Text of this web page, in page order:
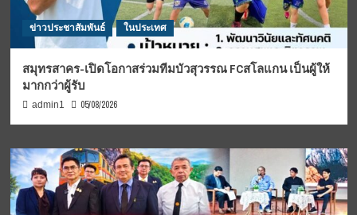
ข่าวประชาสัมพันธ์ ในประเทศ
สมุทรสาคร-เปิดโอกาสร่วมทีมบัวสุวรรณ FCสโลแกน เป็นผู้ให้
มากกว่าผู้รับ
admin1 05/08/2026